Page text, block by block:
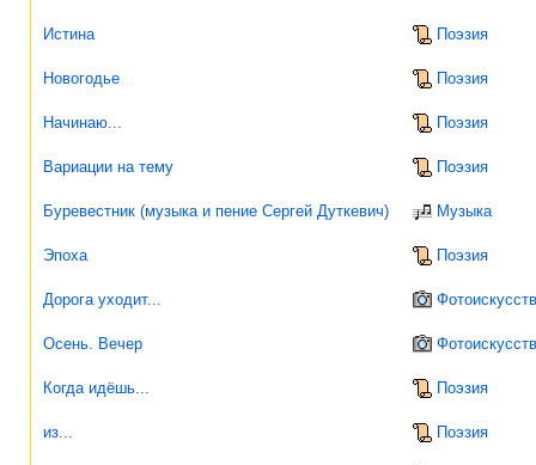
Истина Поэзия
Новогодье Поэзия
Начинаю... Поэзия
Вариации на тему Поэзия
Буревестник (музыка и пение Сергей Дуткевич) Музыка
Эпоха Поэзия
Дорога уходит...
Осень. Вечер
Когда идёшь... Поэзия
из... Поэзия